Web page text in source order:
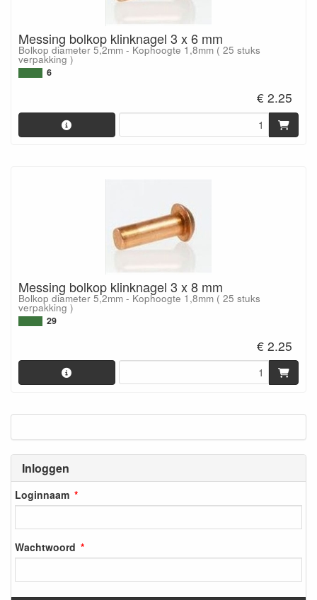
Inloggen
Loginnaam
Wachtwoord
Messing bolkop klinknagel 3 x 6 mm
Bolkop diameter 5,2mm - Kophoogte 1,8mm ( 25 stuks
verpakking )
6
€ 2.25
Messing bolkop klinknagel 3 x 8 mm
Bolkop diameter 5,2mm - Kophoogte 1,8mm ( 25 stuks
verpakking )
29
€ 2.25